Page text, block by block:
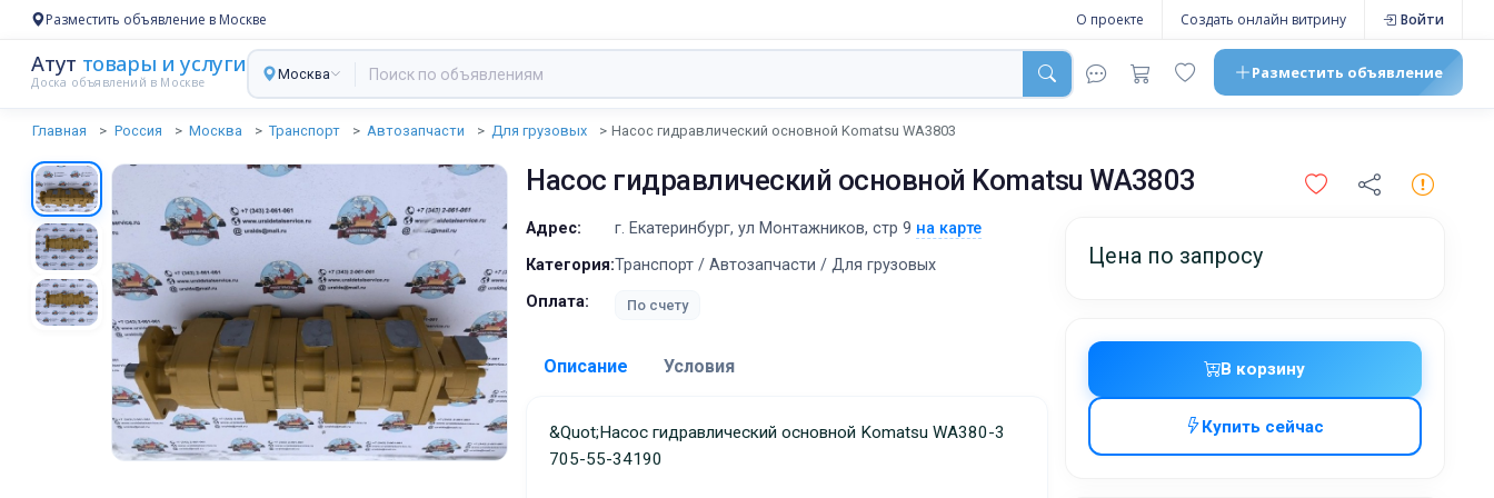
Разместить объявление в Москве О проекте Создать онлайн витрину Войти
Атут товары и услуги
Доска объявлений в Москве
Москва Разместить объявление
Главная Россия Москва Транспорт Автозапчасти Для грузовых Насос гидравлический основной Komatsu WA3803
Насос гидравлический основной Komatsu WA3803
Цена по запросу
В корзину
Купить сейчас
Адрес: г. Екатеринбург, ул Монтажников, стр 9 на карте
Категория:Транспорт / Автозапчасти / Для грузовых
Оплата:
По счету
Описание Условия
&quot;Насос гидравлический основной Komatsu WA380-3
705-55-34190
Доставка:
Адрес самовывоза: